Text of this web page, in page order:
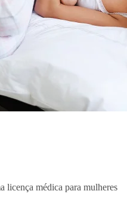
licença médica para mulheres